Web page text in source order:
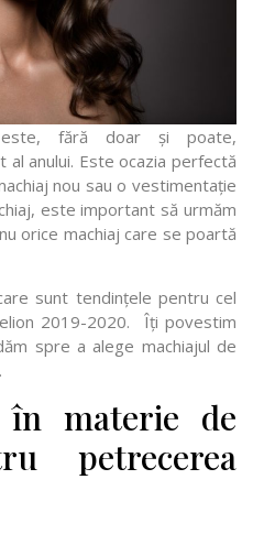
este, fără doar și poate,
anului. Este ocazia perfectă
nou sau o vestimentație
este important să urmăm
orice machiaj care se poartă
sunt tendințele pentru cel
2019-2020. Îți povestim
spre a alege machiajul de
materie de
petrecerea